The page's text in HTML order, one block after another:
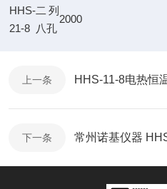
HHS-
21-8
二列
八孔
2000
上一条 HHS-11-8电热恒
下一条 常州诺基仪器